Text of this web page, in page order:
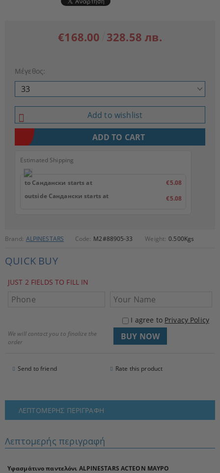
Brand: ALPINESTARS Code: M2#88905-33 Weight: 0.500Kgs
QUICK BUY
JUST 2 FIELDS TO FILL IN
I agree to Privacy Policy
We will contact you to finalize the
order
Send to friend Rate this product
€168.00 328.58 лв.
Μέγεθος:
Add to wishlist
Estimated Shipping
to Сандански starts at
€5.08
outside Сандански starts at
€5.08
ΛΕΠΤΟΜΕΡΉΣ ΠΕΡΙΓΡΑΦΉ
Λεπτομερής περιγραφή
Υφασμάτινο παντελόνι ALPINESTARS ACTEON ΜΑΥΡΟ